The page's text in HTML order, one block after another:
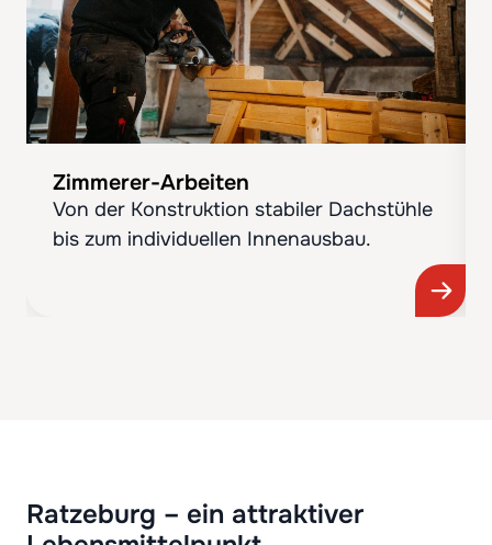
Zimmerer-Arbeiten
Von der Konstruktion stabiler Dachstühle
bis zum individuellen Innenausbau.
Ratzeburg – ein attraktiver